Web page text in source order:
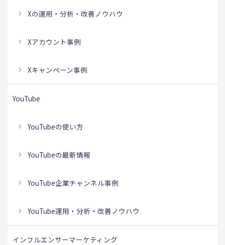
Xの運用・分析・改善ノウハウ
Xアカウント事例
Xキャンペーン事例
YouTube
YouTubeの使い方
YouTubeの最新情報
YouTube企業チャンネル事例
YouTube運用・分析・改善ノウハウ
インフルエンサーマーケティング